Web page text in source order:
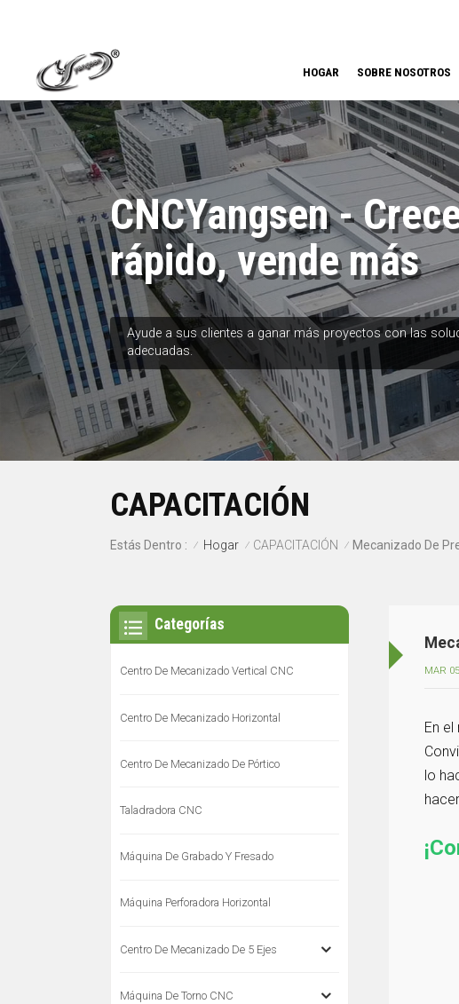
HOGAR SOBRE NOSOTROS
CNCYangsen -
rápido, vende más
Ayude a sus clientes a ganar más proyectos con las
adecuadas.
CAPACITACIÓN
Estás Dentro : / Hogar / CAPACITACIÓN /
MAR
En
lo
Categorías
Centro De Mecanizado Vertical CNC
Centro De Mecanizado Horizontal
Centro De Mecanizado De Pórtico
Taladradora CNC
Máquina De Grabado Y Fresado
Máquina Perforadora Horizontal
Centro De Mecanizado De 5 Ejes
Máquina De Torno CNC